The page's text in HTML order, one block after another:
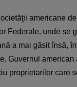
americane
Federale, unde se
a mai găsit însă,
Guvernul
proprietarilor care